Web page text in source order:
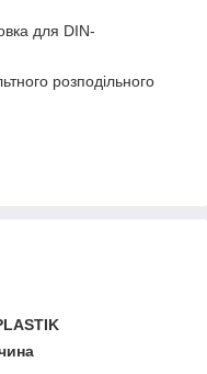
для DIN-
розподільного